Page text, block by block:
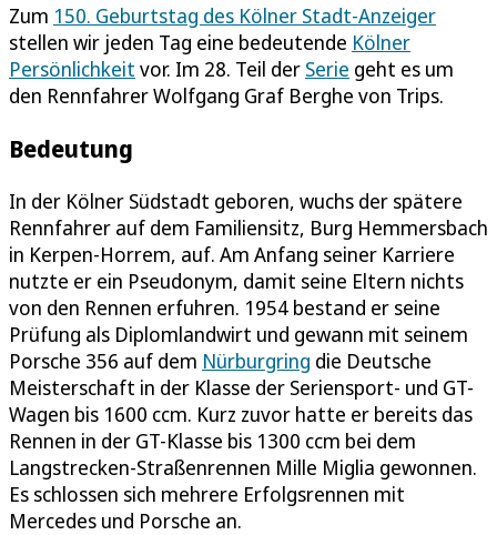
Zum 150. Geburtstag des Kölner Stadt-Anzeiger
stellen wir jeden Tag eine bedeutende Kölner
Persönlichkeit vor. Im 28. Teil der Serie geht es um
den Rennfahrer Wolfgang Graf Berghe von Trips.
Bedeutung
In der Kölner Südstadt geboren, wuchs der spätere
Rennfahrer auf dem Familiensitz, Burg Hemmersbach
in Kerpen-Horrem, auf. Am Anfang seiner Karriere
nutzte er ein Pseudonym, damit seine Eltern nichts
von den Rennen erfuhren. 1954 bestand er seine
Prüfung als Diplomlandwirt und gewann mit seinem
Porsche 356 auf dem Nürburgring die Deutsche
Meisterschaft in der Klasse der Seriensport- und GT-
Wagen bis 1600 ccm. Kurz zuvor hatte er bereits das
Rennen in der GT-Klasse bis 1300 ccm bei dem
Langstrecken-Straßenrennen Mille Miglia gewonnen.
Es schlossen sich mehrere Erfolgsrennen mit
Mercedes und Porsche an.